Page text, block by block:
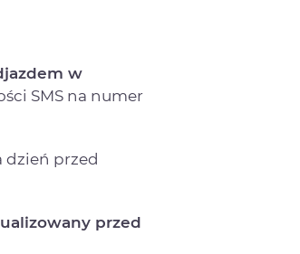
w
SMS na numer
dzień przed
przed